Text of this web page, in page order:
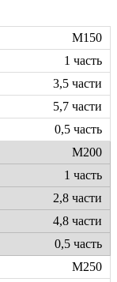
М150
1 часть
3,5 части
5,7 части
0,5 часть
М200
1 часть
2,8 части
4,8 части
0,5 часть
М250